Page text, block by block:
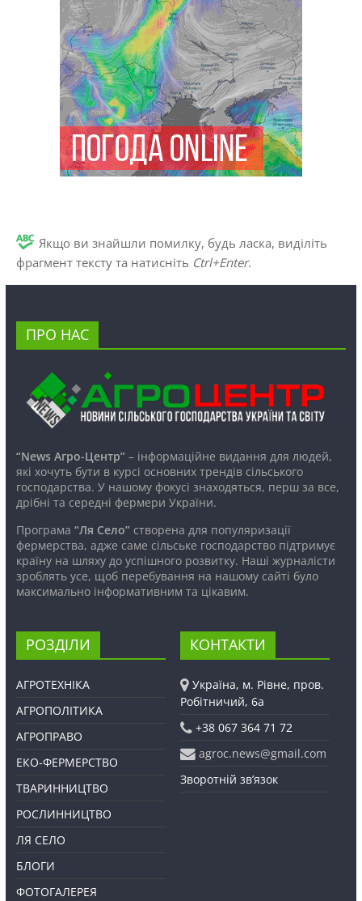
Якщо ви знайшли помилку, будь ласка, виділіть
фрагмент тексту та натисніть Ctrl+Enter.
ПРО НАС
“News Агро-Центр”– інформаційне видання для людей,
які хочуть бути в курсі основних трендів сільського
господарства. У нашому фокусі знаходяться, перш за все,
дрібні та середні фермери України.
Програма “Ля Село”створена для популяризації
фермерства, адже саме сільське господарство підтримує
країну на шляху до успішного розвитку. Наші журналісти
зроблять усе, щоб перебування на нашому сайті було
максимально інформативним та цікавим.
РОЗДІЛИ
АГРОТЕХНІКА
АГРОПОЛІТИКА
АГРОПРАВО
ЕКО-ФЕРМЕРСТВО
ТВАРИННИЦТВО
РОСЛИННИЦТВО
ЛЯ СЕЛО
БЛОГИ
ФОТОГАЛЕРЕЯ
КОНТАКТИ
Україна, м. Рівне, пров.
Робітничий, 6а
+38 067 364 71 72
agroc.news@gmail.com
Зворотній зв’язок